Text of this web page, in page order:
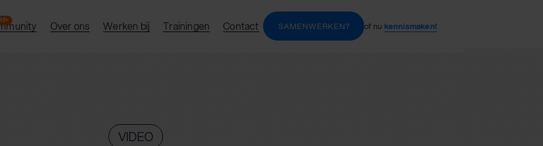
Over ons Werken bij Trainingen Contact SAMENWERKEN? of nu kennismaken!
VIDEO